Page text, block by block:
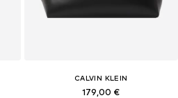
CALVIN KLEIN
179,00 €